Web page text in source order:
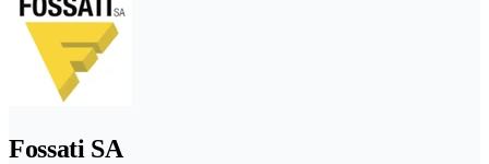
Fossati SA